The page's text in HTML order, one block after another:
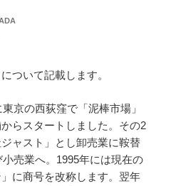
ついて記載します。
京の西荻窪で「泥棒市場」
らスタートしました。その2
ャスト」とし卸売業に鞍替
売業へ。1995年には現在の
に商号を改称します。翌年